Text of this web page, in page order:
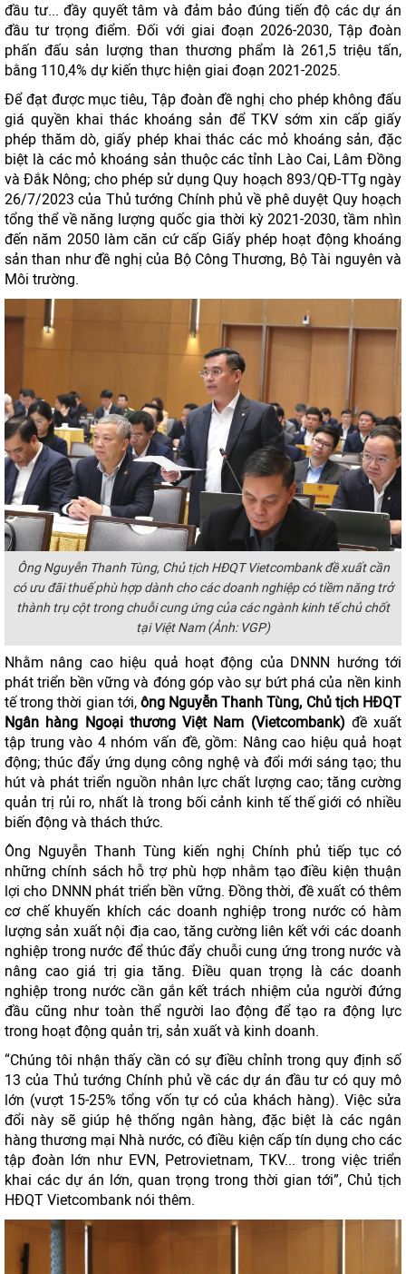
đầu tư... đầy quyết tâm và đảm bảo đúng tiến độ các dự án
đầu tư trọng điểm. Đối với giai đoạn 2026-2030, Tập đoàn
phấn đấu sản lượng than thương phẩm là 261,5 triệu tấn,
bằng 110,4% dự kiến thực hiện giai đoạn 2021-2025.
Để đạt được mục tiêu, Tập đoàn đề nghị cho phép không đấu
giá quyền khai thác khoáng sản để TKV sớm xin cấp giấy
phép thăm dò, giấy phép khai thác các mỏ khoáng sản, đặc
biệt là các mỏ khoáng sản thuộc các tỉnh Lào Cai, Lâm Đồng
và Đắk Nông; cho phép sử dụng Quy hoạch 893/QĐ-TTg ngày
26/7/2023 của Thủ tướng Chính phủ về phê duyệt Quy hoạch
tổng thể về năng lượng quốc gia thời kỳ 2021-2030, tầm nhìn
đến năm 2050 làm căn cứ cấp Giấy phép hoạt động khoáng
sản than như đề nghị của Bộ Công Thương, Bộ Tài nguyên và
Môi trường.
Ông Nguyễn Thanh Tùng, Chủ tịch HĐQT Vietcombank đề xuất cần
có ưu đãi thuế phù hợp dành cho các doanh nghiệp có tiềm năng trở
thành trụ cột trong chuỗi cung ứng của các ngành kinh tế chủ chốt
tại Việt Nam (Ảnh: VGP)
Nhằm nâng cao hiệu quả hoạt động của DNNN hướng tới
phát triển bền vững và đóng góp vào sự bứt phá của nền kinh
tế trong thời gian tới, ông Nguyễn Thanh Tùng, Chủ tịch HĐQT
Ngân hàng Ngoại thương Việt Nam (Vietcombank) đề xuất
tập trung vào 4 nhóm vấn đề, gồm: Nâng cao hiệu quả hoạt
động; thúc đẩy ứng dụng công nghệ và đổi mới sáng tạo; thu
hút và phát triển nguồn nhân lực chất lượng cao; tăng cường
quản trị rủi ro, nhất là trong bối cảnh kinh tế thế giới có nhiều
biến động và thách thức.
Ông Nguyễn Thanh Tùng kiến nghị Chính phủ tiếp tục có
những chính sách hỗ trợ phù hợp nhằm tạo điều kiện thuận
lợi cho DNNN phát triển bền vững. Đồng thời, đề xuất có thêm
cơ chế khuyến khích các doanh nghiệp trong nước có hàm
lượng sản xuất nội địa cao, tăng cường liên kết với các doanh
nghiệp trong nước để thúc đẩy chuỗi cung ứng trong nước và
nâng cao giá trị gia tăng. Điều quan trọng là các doanh
nghiệp trong nước cần gắn kết trách nhiệm của người đứng
đầu cũng như toàn thể người lao động để tạo ra động lực
trong hoạt động quản trị, sản xuất và kinh doanh.
“Chúng tôi nhận thấy cần có sự điều chỉnh trong quy định số
13 của Thủ tướng Chính phủ về các dự án đầu tư có quy mô
lớn (vượt 15-25% tổng vốn tự có của khách hàng). Việc sửa
đổi này sẽ giúp hệ thống ngân hàng, đặc biệt là các ngân
hàng thương mại Nhà nước, có điều kiện cấp tín dụng cho các
tập đoàn lớn như EVN, Petrovietnam, TKV... trong việc triển
khai các dự án lớn, quan trọng trong thời gian tới”, Chủ tịch
HĐQT Vietcombank nói thêm.